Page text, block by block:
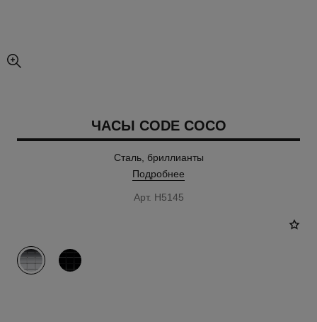
увеличенное изображение
ЧАСЫ CODE COCO
Сталь, бриллианты
Подробнее
Арт. H5145
вариант (2)